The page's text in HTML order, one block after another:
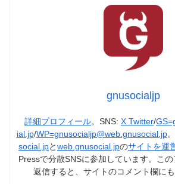
gnusocialjp
詳細プロフィール。SNS: X Twitter/
ial.jp/WP=gnusocialjp@web.gnusocial.jp
social.jpとweb.gnusocial.jpのサイトを運
Pressで分散SNSに参加しています。こ
返信すると、サイトのコメント欄にも